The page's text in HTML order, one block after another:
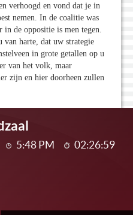
verhoogd en vond dat je in
nemen. In de coalitie was
in de oppositie is men tegen.
harte, dat uw strategie
in grote getallen op u
van het volk, maar
zijn en hier doorheen zullen